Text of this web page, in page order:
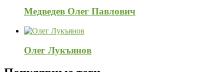
Медведев Олег Павлович
Олег Лукъянов